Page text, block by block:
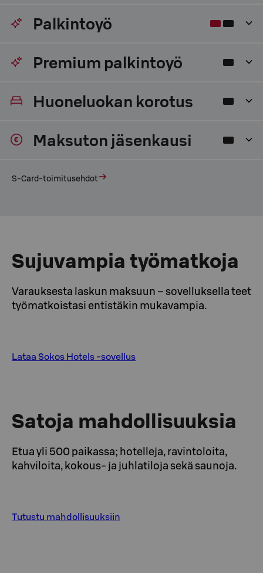
Palkintoyö
Premium palkintoyö
Huoneluokan korotus
Maksuton jäsenkausi
S‑Card-toimitusehdot
Sujuvampia työmatkoja
Varauksesta laskun maksuun – sovelluksella teet
työmatkoistasi entistäkin mukavampia.
Lataa Sokos Hotels -sovellus
Satoja mahdollisuuksia
Etua yli 500 paikassa; hotelleja, ravintoloita,
kahviloita, kokous- ja juhlatiloja sekä saunoja.
Tutustu mahdollisuuksiin